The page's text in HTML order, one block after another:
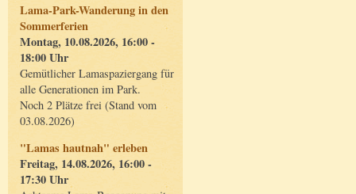
Lama-Park-Wanderung in den
Sommerferien
Montag, 10.08.2026, 16:00 -
18:00 Uhr
Gemütlicher Lamaspaziergang für
alle Generationen im Park.
Noch 2 Plätze frei (Stand vom
03.08.2026)
"Lamas hautnah" erleben
Freitag, 14.08.2026, 16:00 -
17:30 Uhr